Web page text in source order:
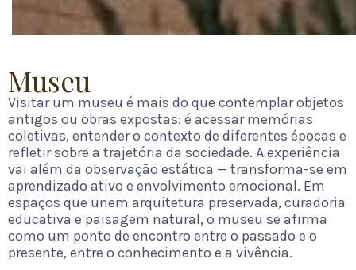
Museu
Visitar um museu é mais do que contemplar objetos
antigos ou obras expostas: é acessar memórias
coletivas, entender o contexto de diferentes épocas e
refletir sobre a trajetória da sociedade. A experiência
vai além da observação estática — transforma-se em
aprendizado ativo e envolvimento emocional. Em
espaços que unem arquitetura preservada, curadoria
educativa e paisagem natural, o museu se afirma
como um ponto de encontro entre o passado e o
presente, entre o conhecimento e a vivência.